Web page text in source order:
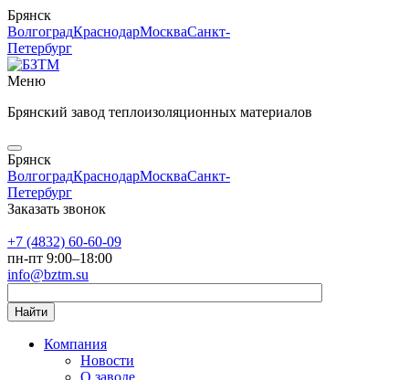
Брянск
ВолгоградКраснодарМоскваСанкт-
Петербург
Меню
Брянский завод теплоизоляционных материалов
Брянск
ВолгоградКраснодарМоскваСанкт-
Петербург
Заказать звонок
+7 (4832) 60-60-09
пн-пт 9:00–18:00
info@bztm.su
Найти
Компания
Новости
О заводе